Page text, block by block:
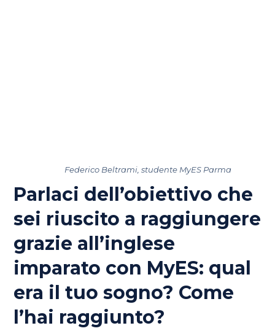
Federico Beltrami, studente MyES Parma
Parlaci dell’obiettivo che
sei riuscito a raggiungere
grazie all’inglese
imparato con MyES: qual
era il tuo sogno? Come
l’hai raggiunto?